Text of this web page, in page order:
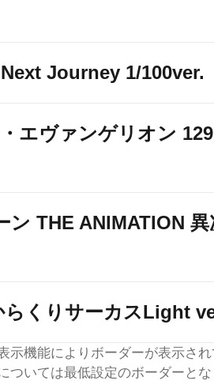
Journey 1/100ver.
エヴァンゲリオン 129
ン THE ANIMATION 異
らくりサーカスLight
示機能によりボーダーが表示さ
ついては最低設定のボーダーと